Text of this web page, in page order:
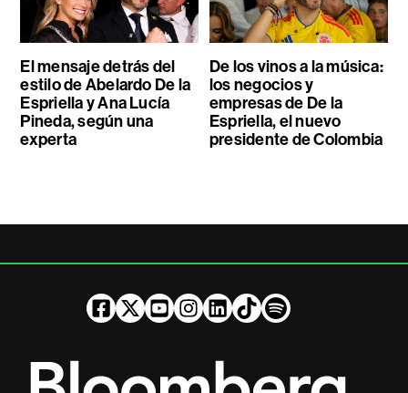
El mensaje detrás del
estilo de Abelardo De la
Espriella y Ana Lucía
Pineda, según una
experta
De los vinos a la música:
los negocios y
empresas de De la
Espriella, el nuevo
presidente de Colombia